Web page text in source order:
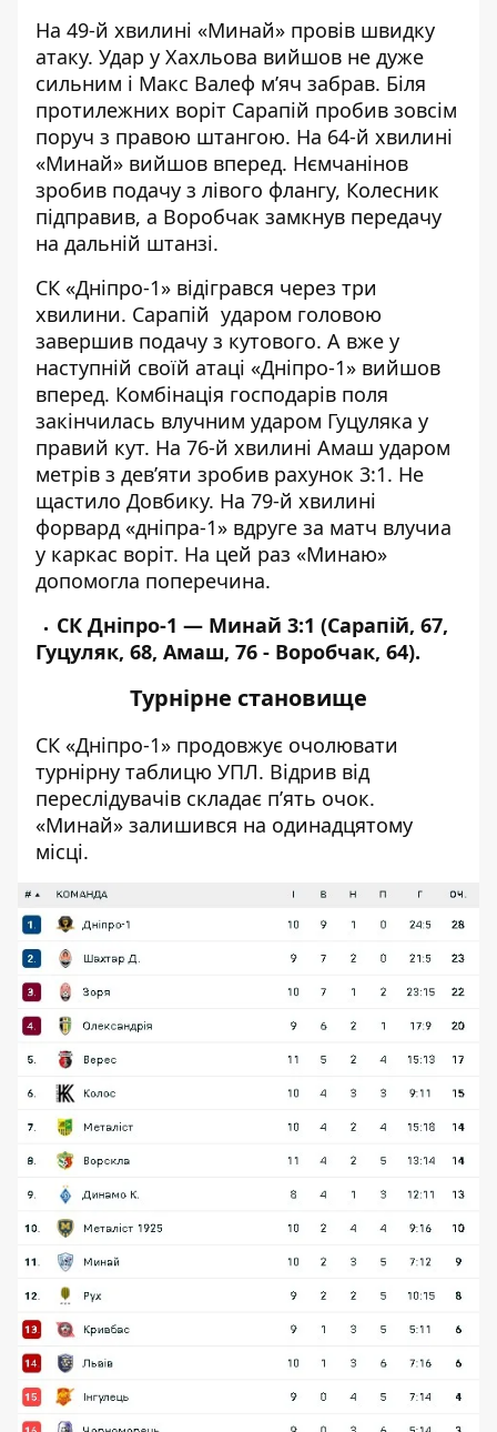
На 49-й хвилині «Минай» провів швидку
атаку. Удар у Хахльова вийшов не дуже
сильним і Макс Валеф м’яч забрав. Біля
протилежних воріт Сарапій пробив зовсім
поруч з правою штангою. На 64-й хвилині
«Минай» вийшов вперед. Нємчанінов
зробив подачу з лівого флангу, Колесник
підправив, а Воробчак замкнув передачу
на дальній штанзі.
СК «Дніпро-1» відігрався через три
хвилини. Сарапій ударом головою
завершив подачу з кутового. А вже у
наступній своїй атаці «Дніпро-1» вийшов
вперед. Комбінація господарів поля
закінчилась влучним ударом Гуцуляка у
правий кут. На 76-й хвилині Амаш ударом
метрів з дев’яти зробив рахунок 3:1. Не
щастило Довбику. На 79-й хвилині
форвард «дніпра-1» вдруге за матч влучиа
у каркас воріт. На цей раз «Минаю»
допомогла поперечина.
СК Дніпро-1 — Минай 3:1 (Сарапій, 67,
Гуцуляк, 68, Амаш, 76 - Воробчак, 64).
Турнірне становище
СК «Дніпро-1» продовжує очолювати
турнірну таблицю УПЛ. Відрив від
переслідувачів складає п’ять очок.
«Минай» залишився на одинадцятому
місці.